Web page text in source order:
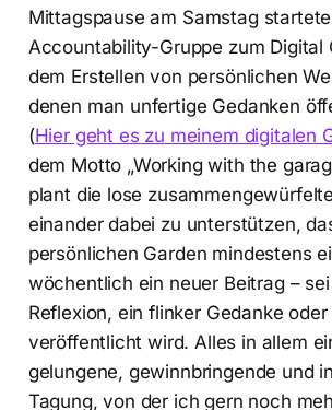
Mittagspause am Samstag
Accountability-Gruppe zum Digital
dem Erstellen von persönlichen
denen man unfertige Gedanken
(Hier geht es zu meinem digitalen
dem Motto „Working with the
plant die lose
einander dabei zu unterstützen,
persönlichen Garden mindestens
wöchentlich ein neuer Beitrag –
Reflexion, ein flinker Gedanke
veröffentlicht wird. Alles in allem
gelungene, gewinnbringende und
Tagung, von der ich gern noch